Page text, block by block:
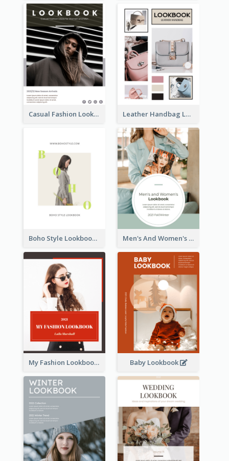
Casual Fashion Lookbook Leather Handbag Lookbook
Boho Style Lookbook Men's And Women's Lookbook
My Fashion Lookbook Baby Lookbook